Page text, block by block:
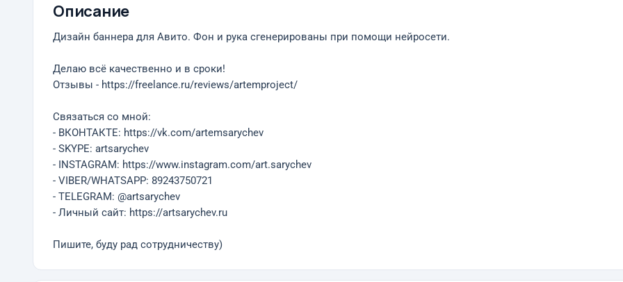
Описание
Дизайн баннера для Авито. Фон и рука сгенерированы при помощи нейросети.
Делаю всё качественно и в сроки!
Отзывы - https://freelance.ru/reviews/artemproject/
Связаться со мной:
- ВКОНТАКТЕ: https://vk.com/artemsarychev
- SKYPE: artsarychev
- INSTAGRAM: https://www.instagram.com/art.sarychev
- VIBER/WHATSAPP: 89243750721
- TELEGRAM: @artsarychev
- Личный сайт: https://artsarychev.ru
Пишите, буду рад сотрудничеству)